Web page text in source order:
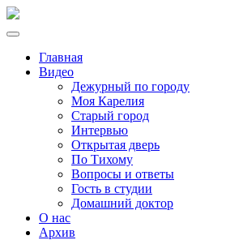
Главная
Видео
Дежурный по городу
Моя Карелия
Старый город
Интервью
Открытая дверь
По Тихому
Вопросы и ответы
Гость в студии
Домашний доктор
О нас
Архив